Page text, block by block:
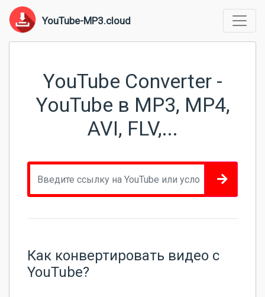
YouTube-MP3.cloud
YouTube Converter -
YouTube в MP3, MP4,
AVI, FLV,...
Как конвертировать видео с
YouTube?